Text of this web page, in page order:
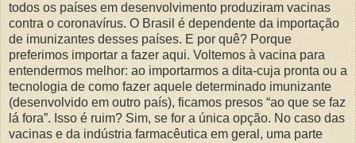
todos os países em desenvolvimento produziram vacinas
contra o coronavírus. O Brasil é dependente da importação
de imunizantes desses países. E por quê? Porque
preferimos importar a fazer aqui. Voltemos à vacina para
entendermos melhor: ao importarmos a dita-cuja pronta ou a
tecnologia de como fazer aquele determinado imunizante
(desenvolvido em outro país), ficamos presos “ao que se faz
lá fora”. Isso é ruim? Sim, se for a única opção. No caso das
vacinas e da indústria farmacêutica em geral, uma parte